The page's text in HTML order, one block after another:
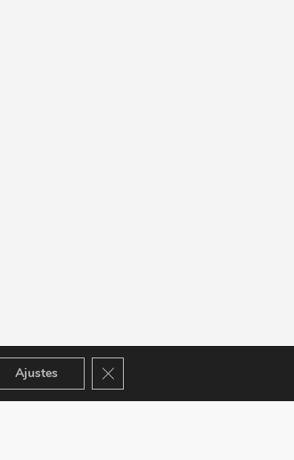
Ajustes Cerrar el banner de cookies RGPD